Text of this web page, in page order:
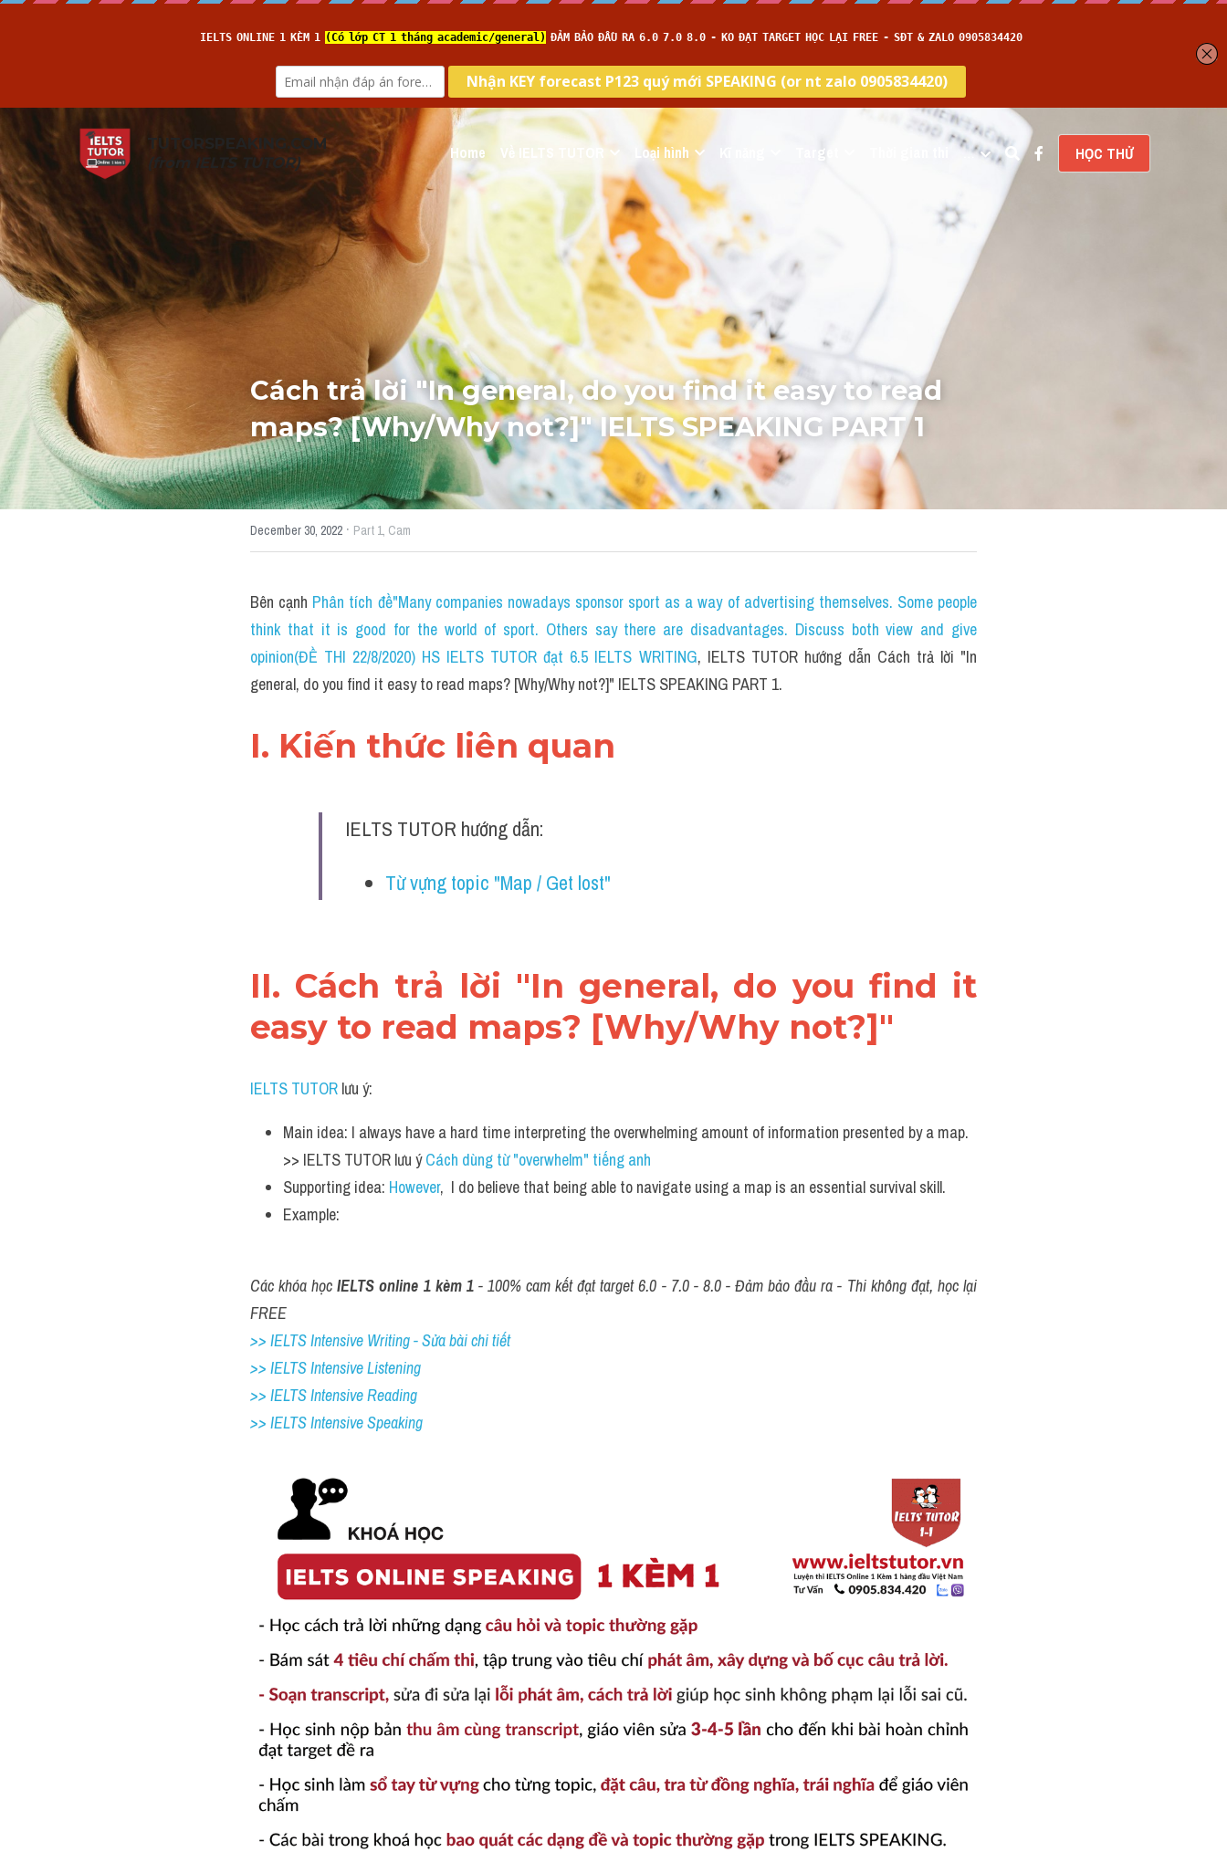
TUTORSPEAKING.COM
IELTS TUTOR) Home Về IELTS TUTOR Loại hình Target … HỌC THỬ
Cách trả lời "In general, do you find it easy to read
maps? [Why/Why not?]" IELTS SPEAKING PART 1
December 30, 2022 · Part 1, Cam
Bên cạnh Phân tích đề"Many companies nowadays sponsor sport as a way of advertising themselves. Some people
think that it is good for the world of sport. Others say there are disadvantages. Discuss both view and give
opinion(ĐỀ THI 22/8/2020) HS IELTS TUTOR đạt 6.5 IELTS WRITING, IELTS TUTOR hướng dẫn Cách trả lời "In
general, do you find it easy to read maps? [Why/Why not?]" IELTS SPEAKING PART 1.
I. Kiến thức liên quan
IELTS TUTOR hướng dẫn:
Từ vựng topic "Map / Get lost"
II. Cách trả lời "In general, do you find it
easy to read maps? [Why/Why not?]"
IELTS TUTOR lưu ý:
Main idea: I always have a hard time interpreting the overwhelming amount of information presented by a map.
>> IELTS TUTOR lưu ý Cách dùng từ "overwhelm" tiếng anh
Supporting idea: However,  I do believe that being able to navigate using a map is an essential survival skill.
Example:
Các khóa học IELTS online 1 kèm 1 - 100% cam kết đạt target 6.0 - 7.0 - 8.0 - Đảm bảo đầu ra - Thi không đạt, học lại
FREE
>> IELTS Intensive Writing - Sửa bài chi tiết
>> IELTS Intensive Listening
>> IELTS Intensive Reading
>> IELTS Intensive Speaking